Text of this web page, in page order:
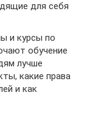
для себя
и курсы по
обучение
лучше
какие права
и как